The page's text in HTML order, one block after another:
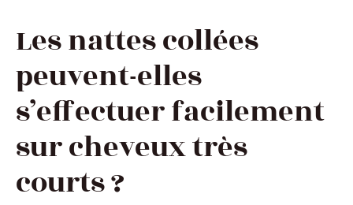
Les nattes collées
peuvent-elles
s’effectuer facilement
sur cheveux très
courts ?